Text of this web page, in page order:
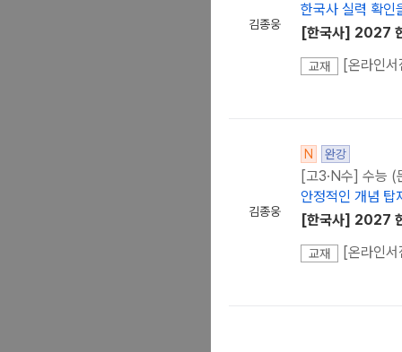
김종웅
한국사 실력 확인
[한국사] 2027
교재 [온라인
김종웅
N 완강
[고3·N수] 수능 (
안정적인 개념 탑
[한국사] 2027
교재 [온라인